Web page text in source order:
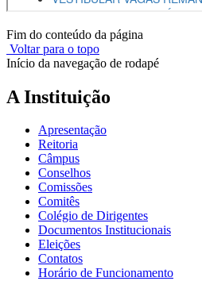
Fim do conteúdo da página
Voltar para o topo
Início da navegação de rodapé
A Instituição
Apresentação
Reitoria
Câmpus
Conselhos
Comissões
Comitês
Colégio de Dirigentes
Documentos Institucionais
Eleições
Contatos
Horário de Funcionamento